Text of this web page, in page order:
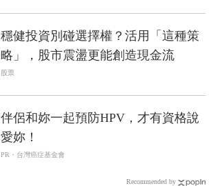
穩健投資別碰選擇權？活用「這種策
略」，股市震盪更能創造現金流
股票
伴侶和妳一起預防HPV，才有資格說
愛妳！
PR・台灣癌症基金會
Recommended by